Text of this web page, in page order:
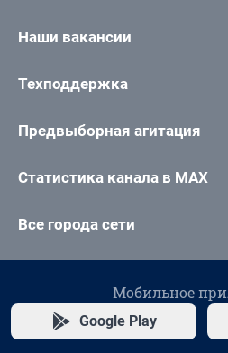
Наши вакансии
Техподдержка
Предвыборная агитация
Статистика канала в MAX
Все города сети
Мобильное
Google Play